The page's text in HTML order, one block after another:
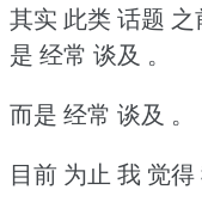
其实 此类 话题
是 经常 谈及 。
而是 经常 谈及 。
目前 为止 我 觉得